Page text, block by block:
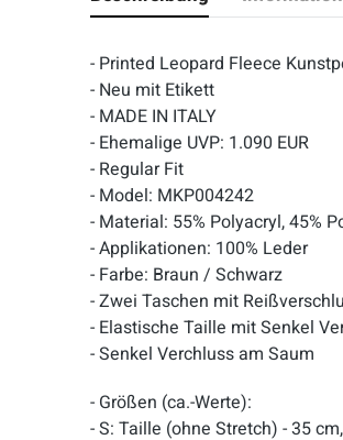
- Printed Leopard Fleece
- Neu mit Etikett
- MADE IN ITALY
- Ehemalige UVP: 1.090 EUR
- Regular Fit
- Model: MKP004242
- Material: 55% Polyacryl, 45%
- Applikationen: 100% Leder
- Farbe: Braun / Schwarz
- Zwei Taschen mit
- Elastische Taille mit Senkel
- Senkel Verchluss am Saum
- Größen (ca.-Werte):
- S: Taille (ohne Stretch) - 35